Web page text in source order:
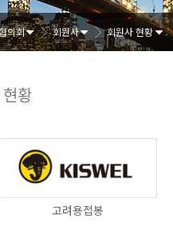
의회 회원사 회원사 현황
황
고려용접봉